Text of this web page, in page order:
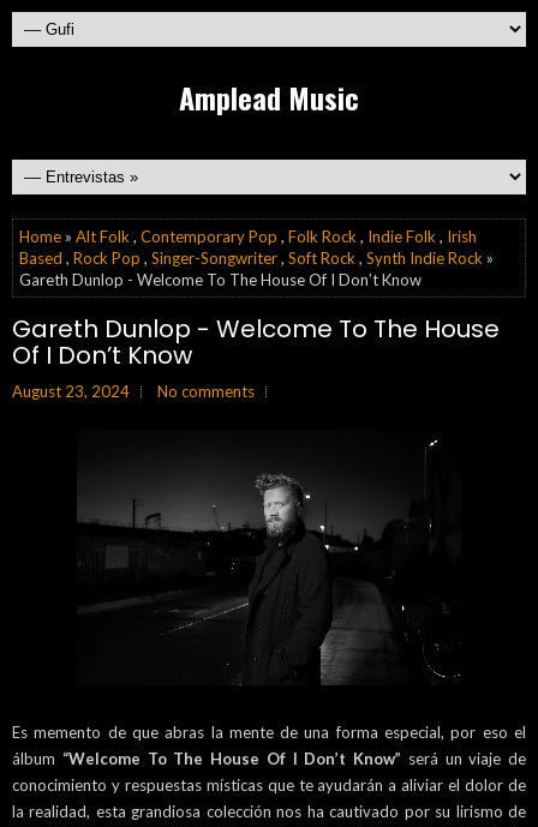
Amplead Music
Home » Alt Folk , Contemporary Pop , Folk Rock , Indie Folk , Irish
Based , Rock Pop , Singer-Songwriter, Soft Rock , Synth Indie Rock »
Gareth Dunlop - Welcome To The House Of I Don’t Know
Gareth Dunlop - Welcome To The House
Of I Don’t Know
August 23, 2024 No comments
Es memento de que abras la mente de una forma especial, por eso el
álbum “Welcome To The House Of I Don’t Know” será un viaje de
conocimiento y respuestas místicas que te ayudarán a aliviar el dolor de
la realidad, esta grandiosa colección nos ha cautivado por su lirismo de